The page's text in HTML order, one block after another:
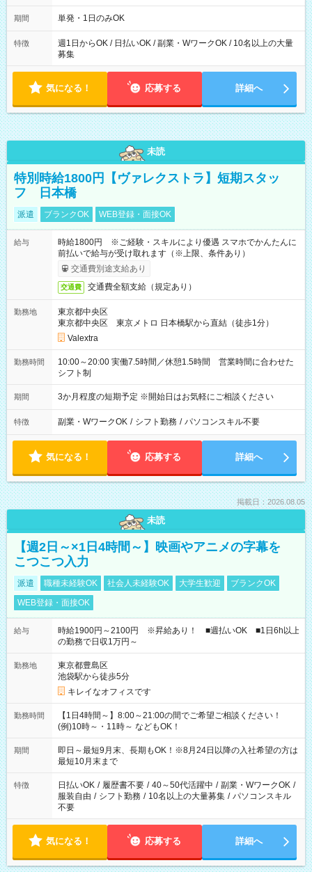
～21：00
期間 単発・1日のみOK
特徴
週1日からOK / 日払いOK / 副業・WワークOK / 10名以上の大量
募集
気になる！ 応募する 詳細へ
未読
特別時給1800円【ヴァレクストラ】短期スタッ
フ 日本橋
派遣 ブランクOK WEB登録・面接OK
給与
時給1800円 ※ご経験・スキルにより優遇 スマホでかんたんに
前払いで給与が受け取れます（※上限、条件あり）
交通費別途支給あり
交通費 交通費全額支給（規定あり）
勤務地
東京都中央区
東京都中央区 東京メトロ 日本橋駅から直結（徒歩1分）
Valextra
勤務時間
10:00～20:00 実働7.5時間／休憩1.5時間 営業時間に合わせた
シフト制
期間 3か月程度の短期予定 ※開始日はお気軽にご相談ください
特徴 副業・WワークOK / シフト勤務 / パソコンスキル不要
気になる！ 応募する 詳細へ
掲載日：2026.08.05
未読
【週2日～×1日4時間～】映画やアニメの字幕を
こつこつ入力
派遣 職種未経験OK 社会人未経験OK 大学生歓迎
ブランクOK
WEB登録・面接OK
給与
時給1900円～2100円 ※昇給あり！ ■週払いOK ■1日6h以上
の勤務で日収1万円～
勤務地
東京都豊島区
池袋駅から徒歩5分
キレイなオフィスです
勤務時間
【1日4時間～】8:00～21:00の間でご希望ご相談ください！
(例)10時～・11時～ などもOK！
期間
即日～最短9月末、長期もOK！※8月24日以降の入社希望の方は
最短10月末まで
特徴 日払いOK / 履歴書不要 / 40～50代活躍中 / 副業・WワークOK /
服装自由 / シフト勤務 / 10名以上の大量募集 / パソコンスキル
不要
気になる！ 応募する 詳細へ